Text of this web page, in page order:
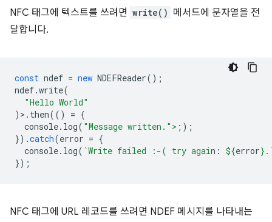
NFC 태그에 텍스트를 쓰려면 write() 메서드에 문자열을 전
달합니다.
const ndef = new NDEFReader();
ndef.write(
"Hello World"
)>. then(() = {
console. log( "Message written.">; );
}).catch(error = {
console. log( `Write failed :-( try again: ${error}
});
NFC 태그에 URL 레코드를 쓰려면 NDEF 메시지를 나타내는